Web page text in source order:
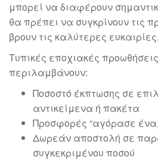
μπορεί να διαφέρουν
θα πρέπει να συγκρίνουν τις
βρουν τις καλύτερες ευκαιρίες.
Τυπικές εποχιακές
περιλαμβάνουν:
Ποσοστό έκπτωσης σε
αντικείμενα ή πακέτα
Προσφορές “αγόρασε
Δωρεάν αποστολή σε
συγκεκριμένου ποσού